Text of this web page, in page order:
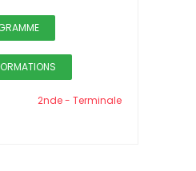
2nde - Terminale